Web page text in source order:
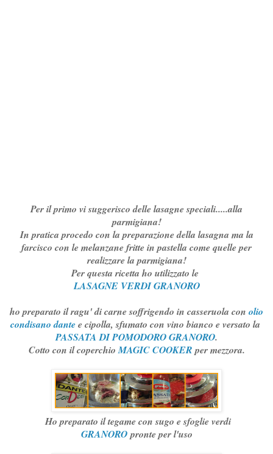
Per il primo vi suggerisco delle lasagne speciali.....alla
parmigiana!
In pratica procedo con la preparazione della lasagna ma la
farcisco con le melanzane fritte in pastella come quelle per
realizzare la parmigiana!
Per questa ricetta ho utilizzato le
LASAGNE VERDI GRANORO
ho preparato il ragu' di carne soffrigendo in casseruola con olio
condisano dantee cipolla, sfumato con vino bianco e versato la
PASSATA DI POMODORO GRANORO.
Cotto con il coperchioMAGIC COOKERper mezzora.
Ho preparato il tegame con sugo e sfoglie verdi
GRANOROpronte per l'uso